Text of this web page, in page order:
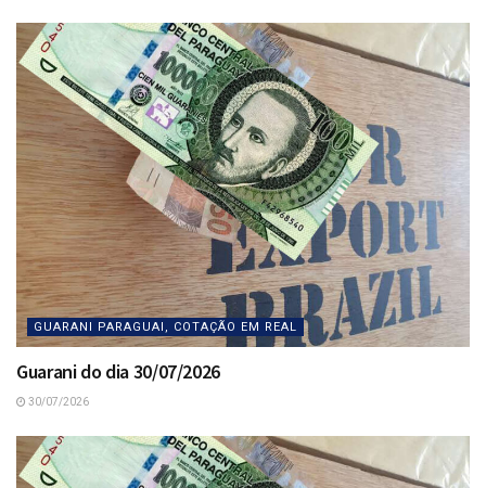
GUARANI PARAGUAI, COTAÇÃO EM REAL
Guarani do dia 30/07/2026
30/07/2026